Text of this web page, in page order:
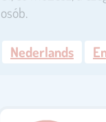
osób.
Nederlands